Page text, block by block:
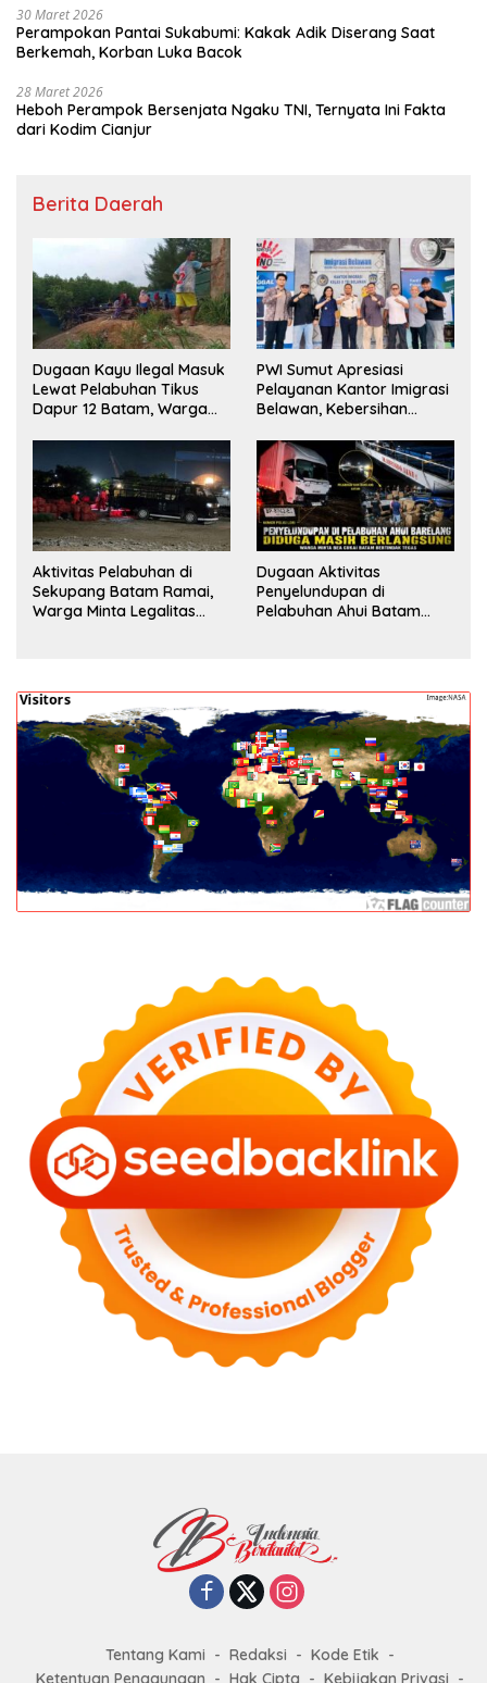
30 Maret 2026
Perampokan Pantai Sukabumi: Kakak Adik Diserang Saat
Berkemah, Korban Luka Bacok
28 Maret 2026
Heboh Perampok Bersenjata Ngaku TNI, Ternyata Ini Fakta
dari Kodim Cianjur
Berita Daerah
Dugaan Kayu Ilegal Masuk
Lewat Pelabuhan Tikus
Dapur 12 Batam, Warga
Pengecekan
PWI Sumut Apresiasi
Pelayanan Kantor Imigrasi
Belawan, Kebersihan
Aktivitas Pelabuhan di
Sekupang Batam Ramai,
Warga Minta Legalitas
Dugaan Aktivitas
Penyelundupan di
Pelabuhan Ahui Batam
Tentang Kami Redaksi
Kode Etik
Ketentuan Penggunaan
Hak Cipta Kebijakan Privasi